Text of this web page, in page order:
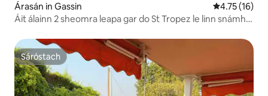
Árasán in Gassin Meánrátáil
4.75 (16)
Áit álainn 2 sheomra leapa gar do St Tropez le linn snámha
Sáróstach
Sáróstach